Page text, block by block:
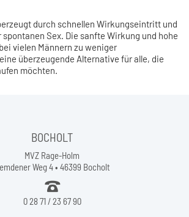
durch schnellen Wirkungseintritt und
Sex. Die sanfte Wirkung und hohe
vielen Männern zu weniger
überzeugende Alternative für alle, die
möchten.
BOCHOLT
MVZ Rage-Holm
Weg 4 • 46399 Bocholt
0 28 71 / 23 67 90